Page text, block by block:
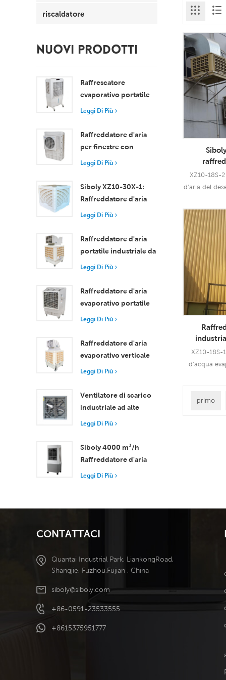
riscaldatore
NUOVI PRODOTTI
Raffrescatore
evaporativo portatile
da 8000 m³/h con
modello XZ13-080
Leggi Di Più
Raffreddatore d'aria
per finestre con
motore assiale
Raffreddamento
efficiente per stanze di
dimensioni
Leggi Di Più
Siboly XZ10-30X-1:
Raffreddatore d'aria
evaporativo industriale
Leggi Di Più
Raffreddatore d'aria
portatile industriale da
18000 m³/h con
raffreddamento di
grandi spazi
Leggi Di Più
Raffreddatore d'aria
evaporativo portatile
ad alta efficienza da
telecomando
Leggi Di Più
Raffreddatore d'aria
evaporativo verticale
con ruote e
d'aria 18000 m³/h
Leggi Di Più
Ventilatore di scarico
industriale ad alte
prestazioni con flusso
per una ventilazione
superiore
Leggi Di Più
Siboly 4000 m³/h
Raffreddatore d'aria
portatile industriale
ad alta efficienza
Leggi Di Più
XZ10-18S-
d'aria del
per tutti i
interne/
della
potente
di
dispositivo
dell'acqua
XZ10-
d'acqua
Utilizza un
da 1,1
primo
CONTATTACI
Quantai Industrial Park, LiankongRoad,
Shangjie, Fuzhou,Fujian , China
siboly@siboly.com
+86-0591-23533555
+8615375951777